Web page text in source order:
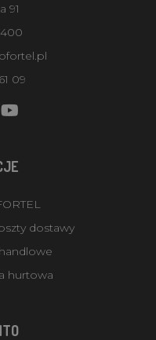
91
09
dostawy
hurtowa